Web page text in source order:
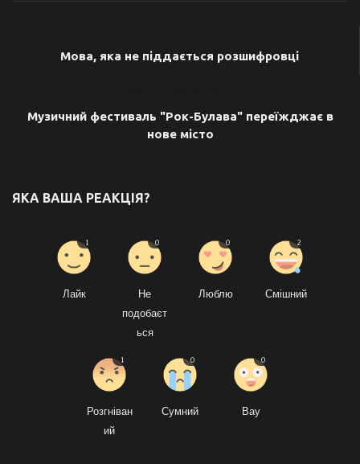
Mова, яка не піддається розшифровці
Музичний фестиваль "Рок-Булава" переїжджає в
нове місто
ЯКА ВАША РЕАКЦІЯ?
Лайк
1
Не
подобаєт
ься
0
Люблю
0
Смішний
2
Розгніван
ий
1
Сумний
0
Вау
0